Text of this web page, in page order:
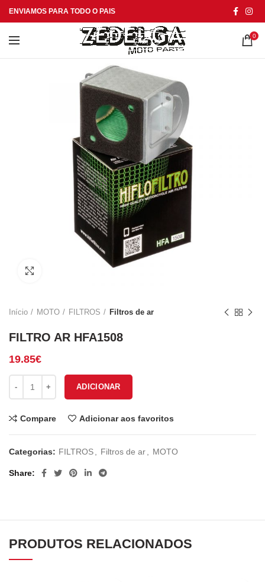
ENVIAMOS PARA TODO O PAIS
0
Início MOTO FILTROS Filtros de ar
FILTRO AR HFA1508
19.85€
ADICIONAR
Compare Adicionar aos favoritos
Categorias: FILTROS Filtros de ar MOTO
Share
PRODUTOS RELACIONADOS